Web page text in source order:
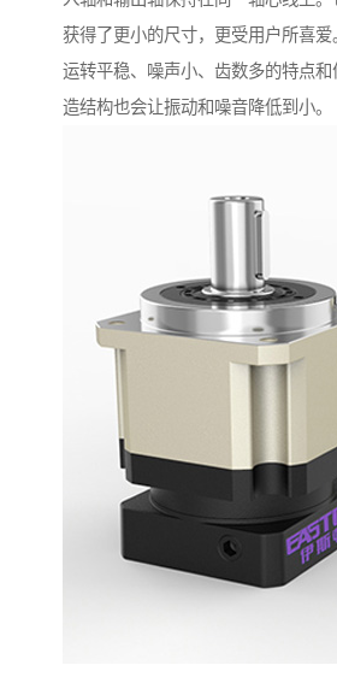
获得了更小的尺寸，更受用户所喜
运转平稳、噪声小、齿数多的特点
造结构也会让振动和噪音降低到小。